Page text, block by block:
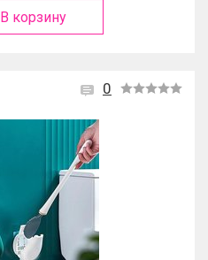
В корзину
0